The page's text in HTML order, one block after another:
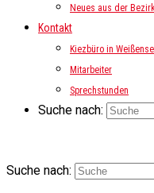
Neues aus der
Kontakt
Kiezbüro in
Mitarbeiter
Sprechstunden
Suche nach:
Suche nach: